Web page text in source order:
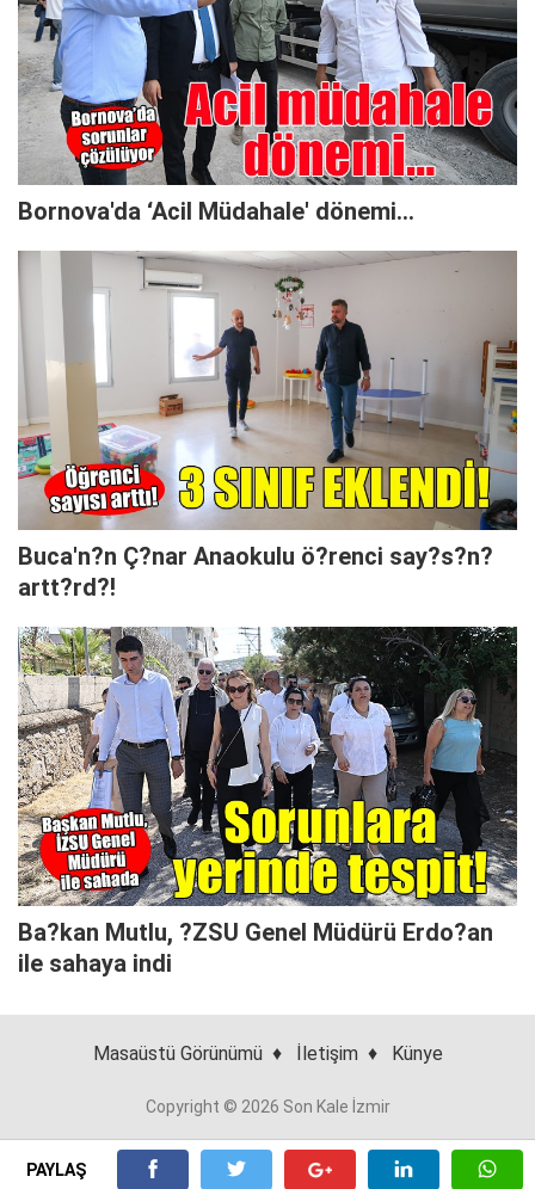
PAYLAŞ
Bornova'da ‘Acil Müdahale' dönemi...
Buca'n?n Ç?nar Anaokulu ö?renci say?s?n?
artt?rd?!
Ba?kan Mutlu, ?ZSU Genel Müdürü Erdo?an
ile sahaya indi
Masaüstü Görünümü ♦ İletişim ♦ Künye
Copyright © 2026 Son Kale İzmir